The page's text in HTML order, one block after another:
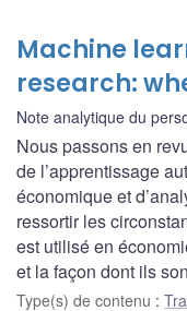
Machine
research:
Note analytique du
Nous passons en
de l’apprentissage
économique et
ressortir les
est utilisé en
et la façon dont ils
Type(s) de contenu :